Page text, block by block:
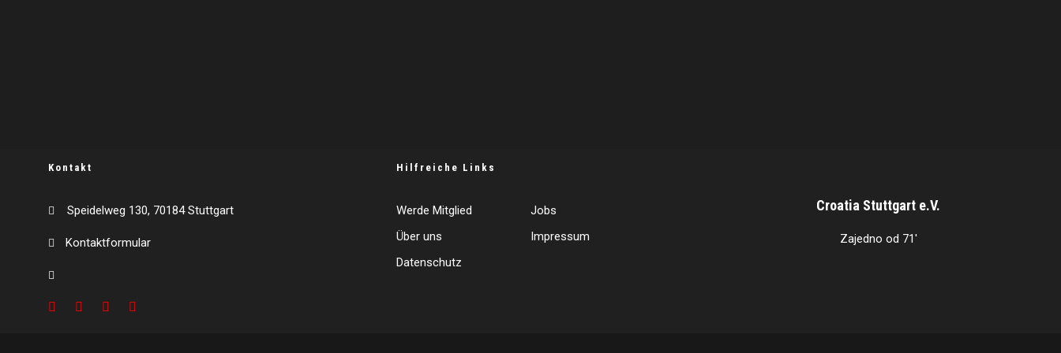
Kontakt
Speidelweg 130, 70184 Stuttgart
Kontaktformular
Hilfreiche Links
Werde Mitglied
Jobs
Über uns
Impressum
Datenschutz
Croatia Stuttgart e.V.
Zajedno od 71'